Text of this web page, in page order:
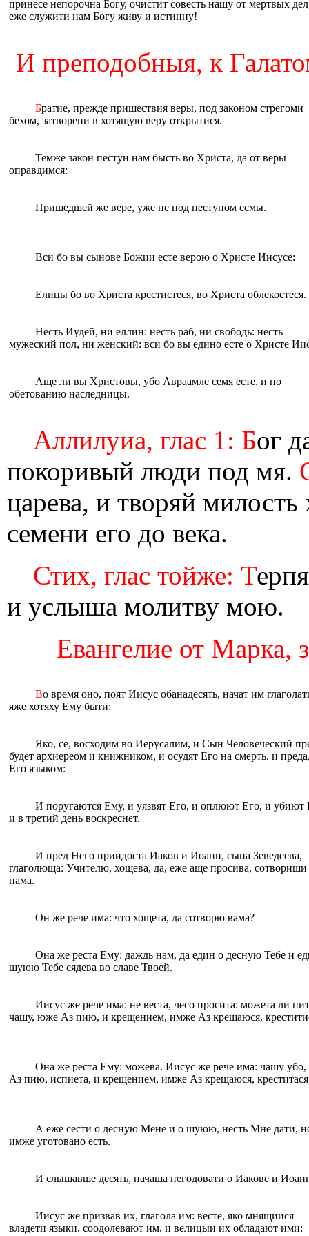
принесе непорочна Богу, очистит совесть нашу от мертвых
eже служити нам Богу живу и истинну!
И преподобныя, к
Братие, прежде пришествия веры, под законом стрегоми
бехом, затворени в хотящую веру открытися.
Темже закон пестун нам бысть во Христа, да от веры
оправдимся:
Пришедшей же вере, уже не под пестуном eсмы.
Вси бо вы сынове Божии eсте верою о Христе Иисусе:
Eлицы бо во Христа крестистеся, во Христа облекостеся.
Несть Иудей, ни eллин: несть раб, ни свободь: несть
мужеский пол, ни женский: вси бо вы eдино eсте о Христе
Аще ли вы Христовы, убо Авраамле семя eсте, и по
обетованию наследницы.
Аллилуиа, глас 1: Бог
покоривый люди под мя.
царева, и творяй
семени его до века.
Стих, глас тойже: Т
и услыша молитву мою.
Евангелие от Марка,
Во время оно, поят Иисус oбанадесять, начат им
яже хотяху Eму быти:
Яко, се, восходим во Иерусалим, и Сын Человеческий
будет архиереом и книжником, и осудят Eго на смерть, и
Eго языком:
И поругаются Eму, и уязвят Eго, и оплюют Eго, и убиют
и в третий день воскреснет.
И пред Него приидоста Иаков и Иоанн, сына Зеведеeва,
глаголюща: Учителю, хощева, да, eже аще просива, сотвориши
нама.
Oн же рече има: что хощета, да сотворю вама?
Она же реста Eму: даждь нам, да eдин о десную Тебe и
шуюю Тебe сядева во славе Твоей.
Иисус же рече има: не веста, чесо просита: можета ли
чашу, юже Аз пию, и крещением, имже Аз крещаюся,
Она же реста Eму: можева. Иисус же рече има: чашу
Аз пию, испиета, и крещением, имже Аз крещаюся,
А eже сести о десную Менe и о шуюю, несть Мне дати,
имже уготовано eсть.
И слышавше десять, начаша негодовати о Иакове и
Иисус же призвав их, глагола им: весте, яко мнящиися
владети языки, соодолевают им, и велицыи их обладают ими: